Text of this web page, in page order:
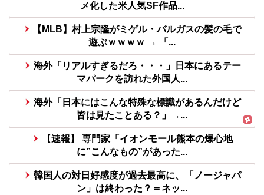
メ化した米人気SF作品...
【MLB】村上宗隆がミゲル・バルガスの髪の毛で
遊ぶｗｗｗｗ → 「...
海外「リアルすぎるだろ・・・」日本にあるテー
マパークを訪れた外国人...
海外「日本にはこんな特殊な標識があるんだけど
皆は見たことある？」→...
【速報】 専門家「イオンモール熊本の爆心地
に”こんなもの”があった...
韓国人の対日好感度が過去最高に、「ノージャパ
ン」は終わった？＝ネッ...